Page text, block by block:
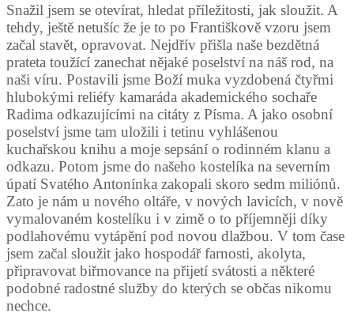
Snažil jsem se otevírat, hledat příležitosti, jak sloužit. A
tehdy, ještě netušíc že je to po Františkově vzoru jsem
začal stavět, opravovat. Nejdřív přišla naše bezdětná
prateta toužící zanechat nějaké poselství na náš rod, na
naši víru. Postavili jsme Boží muka vyzdobená čtyřmi
hlubokými reliéfy kamaráda akademického sochaře
Radima odkazujícími na citáty z Písma. A jako osobní
poselství jsme tam uložili i tetinu vyhlášenou
kuchařskou knihu a moje sepsání o rodinném klanu a
odkazu. Potom jsme do našeho kostelíka na severním
úpatí Svatého Antonínka zakopali skoro sedm miliónů.
Zato je nám u nového oltáře, v nových lavicích, v nově
vymalovaném kostelíku i v zimě o to příjemněji díky
podlahovému vytápění pod novou dlažbou. V tom čase
jsem začal sloužit jako hospodář farnosti, akolyta,
připravovat biřmovance na přijetí svátosti a některé
podobné radostné služby do kterých se občas nikomu
nechce.